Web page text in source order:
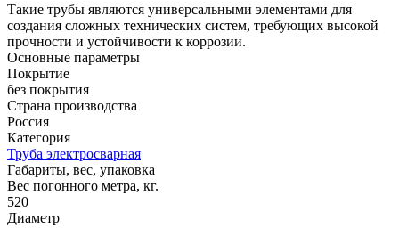
Такие трубы являются универсальными элементами для
создания сложных технических систем, требующих высокой
прочности и устойчивости к коррозии.
Основные параметры
Покрытие
без покрытия
Страна производства
Россия
Категория
Труба электросварная
Габариты, вес, упаковка
Вес погонного метра, кг.
520
Диаметр